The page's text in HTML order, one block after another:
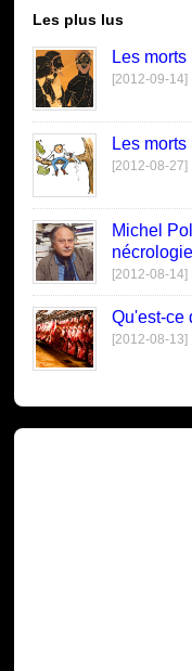
Les plus lus
Les
[2012-09-14]
Les
[2012-08-27]
Michel
nécrologie
[2012-08-14]
Qu'est-ce
[2012-08-13]